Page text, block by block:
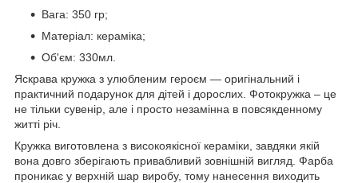
Вага: 350 гр;
Матеріал: кераміка;
Об'єм: 330мл.
Яскрава кружка з улюбленим героєм ― оригінальний і
практичний подарунок для дітей і дорослих. Фотокружка – це
не тільки сувенір, але і просто незамінна в повсякденному
житті річ.
Кружка виготовлена з високоякісної кераміки, завдяки якій
вона довго зберігають привабливий зовнішній вигляд. Фарба
проникає у верхній шар виробу, тому нанесення виходить